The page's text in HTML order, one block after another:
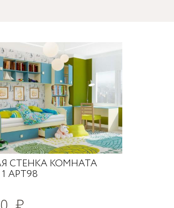
СТЕНКА КОМНАТА
АРТ98